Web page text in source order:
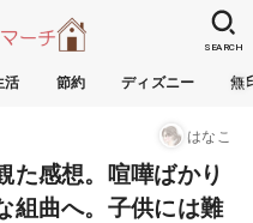
活 節約 ディズニー 無
SEARCH
はなこ
た感想。喧嘩ばかり
組曲へ。子供には難